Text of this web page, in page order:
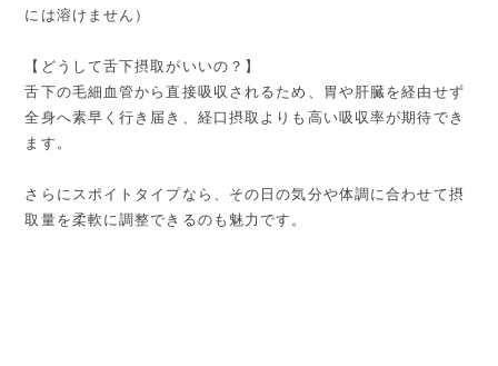
には溶けません）
【どうして舌下摂取がいいの？】
舌下の毛細血管から直接吸収されるため、胃や肝臓を経由せず
全身へ素早く行き届き、経口摂取よりも高い吸収率が期待でき
ます。
さらにスポイトタイプなら、その日の気分や体調に合わせて摂
取量を柔軟に調整できるのも魅力です。